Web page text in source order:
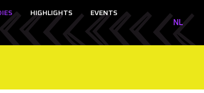
HIGHLIGHTS EVENTS
NL
NL